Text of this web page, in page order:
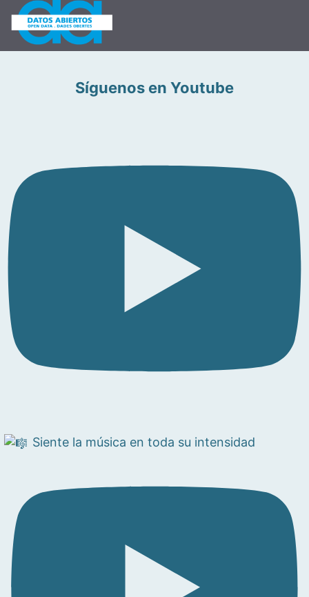
Síguenos en Youtube
Siente la música en toda su intensidad